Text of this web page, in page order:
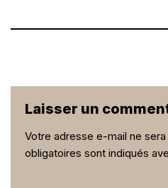
Laisser un
Votre adresse e-mail ne
obligatoires sont indiqués